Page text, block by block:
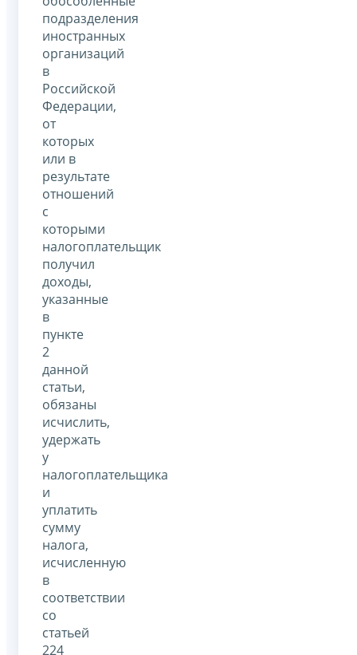
подразделения
иностранных
организаций
в
Российской
Федерации,
от
которых
или в
результате
отношений
с
которыми
налогоплательщик
получил
доходы,
указанные
в
пункте
2
данной
статьи,
обязаны
исчислить,
удержать
у
налогоплательщика
и
уплатить
сумму
налога,
исчисленную
в
соответствии
со
статьей
224